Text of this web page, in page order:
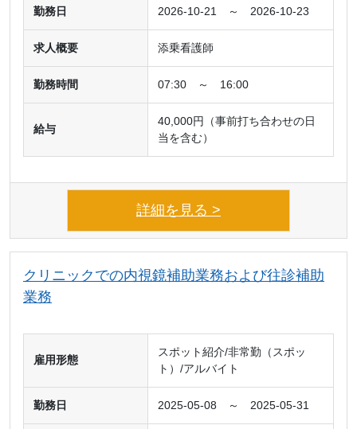
勤務日 2026-10-21 ～ 2026-10-23
求人概要 添乗看護師
勤務時間 07:30 ～ 16:00
給与
40,000円（事前打ち合わせの日
当を含む）
詳細を見る >
クリニックでの内視鏡補助業務および往診補助
業務
雇用形態
スポット紹介/非常勤（スポッ
ト）/アルバイト
勤務日 2025-05-08 ～ 2025-05-31